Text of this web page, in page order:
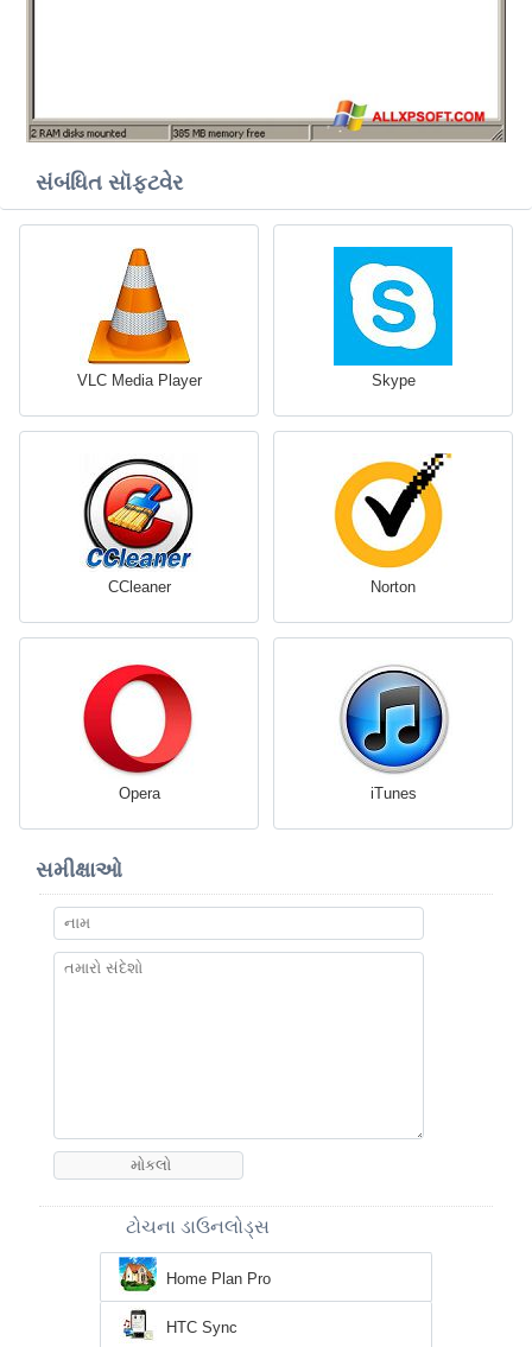
સંબંધિત સૉફ્ટવેર
VLC Media Player Skype
CCleaner Norton
Opera iTunes
સમીક્ષાઓ
ટોચના ડાઉનલોડ્સ
Home Plan Pro
HTC Sync